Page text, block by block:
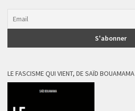
LE FASCISME QUI VIENT, DE SAÏD BOUAMAMA